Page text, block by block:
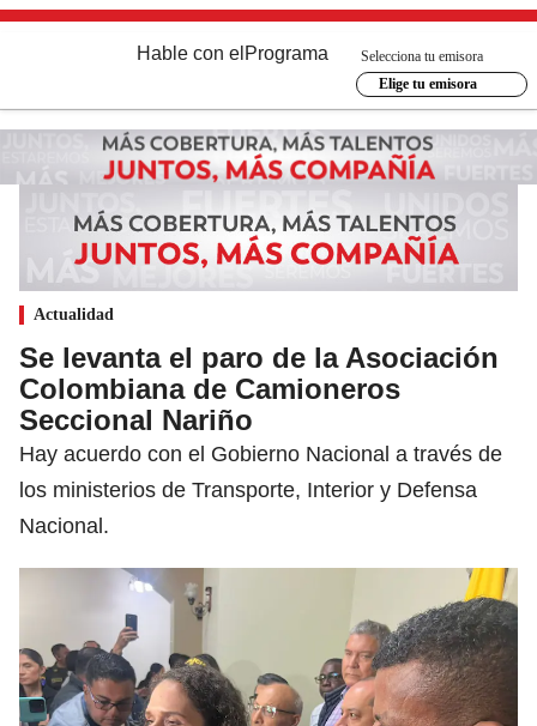
Hable con el Programa
Selecciona tu emisora
Elige tu emisora
Actualidad
Se levanta el paro de la Asociación
Colombiana de Camioneros
Seccional Nariño
Hay acuerdo con el Gobierno Nacional a través de
los ministerios de Transporte, Interior y Defensa
Nacional.